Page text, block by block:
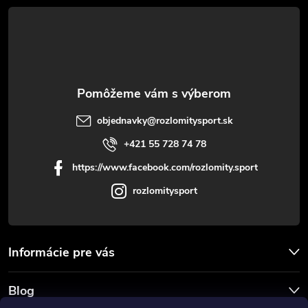
t
objednavky@rozlomitysport.sk
+421 55 728 74 78
https://www.facebook.com/rozlomity.sport
rozlomitysport
Informácie pre vás
Blog